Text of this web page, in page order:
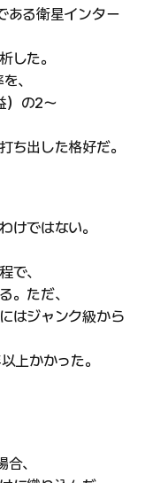
ある衛星インター
した。
、
）の2〜
ち出した格好だ。
けではない。
で、
。ただ、
はジャンク級から
上かかった。
、